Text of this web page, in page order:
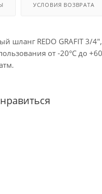
УСЛОВИЯ ВОЗВРАТА
шланг REDO GRAFIT 3/
от -20°С до